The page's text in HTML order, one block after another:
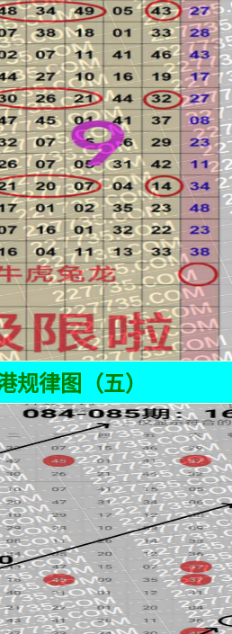
规律图（五）